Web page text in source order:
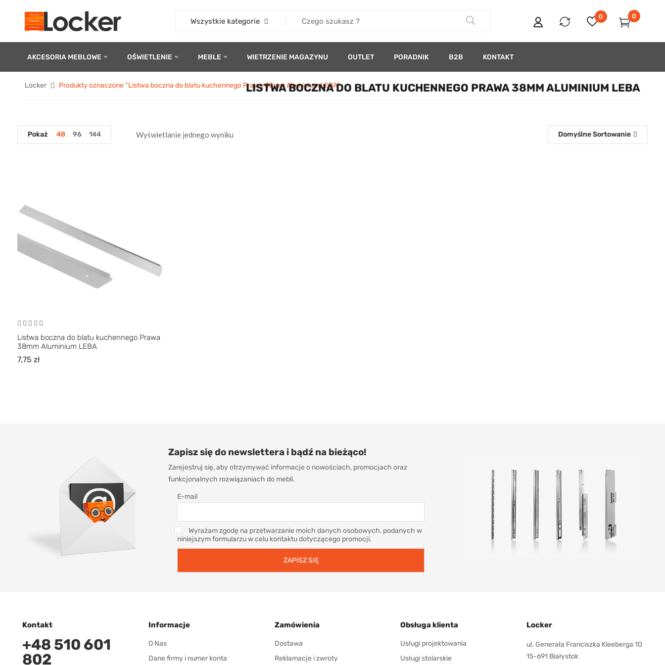
Wszystkie kategorie
0 0
AKCESORIA MEBLOWE OŚWIETLENIE MEBLE WIETRZENIE MAGAZYNU OUTLET PORADNIK B2B KONTAKT
Locker Produkty oznaczone “Listwa boczna do blatu kuchennego Prawa 38mm Aluminium LEBA”LISTWA BOCZNA DO BLATU KUCHENNEGO PRAWA 38MM ALUMINIUM LEBA
Wyświetlanie jednego wyniku Domyślne Sortowanie
Pokaż 48 96 144
Listwa boczna do blatu kuchennego Prawa
38mm Aluminium LEBA
7,75 zł
Zapisz się do newslettera i bądź na bieżąco!
Zarejestruj się, aby otrzymywać informacje o nowościach, promocjach oraz
funkcjonalnych rozwiązaniach do mebli.
E-mail
Wyrażam zgodę na przetwarzanie moich danych osobowych, podanych w
niniejszym formularzu w celu kontaktu dotyczącego promocji.
Kontakt
+48 510 601
802
Informacje
O Nas
Dane firmy i numer konta
Zamówienia
Dostawa
Reklamacje i zwroty
Obsługa klienta
Usługi projektowania
Usługi stolarskie
Locker
ul. Generała Franciszka Kleeberga 10
15-691 Białystok